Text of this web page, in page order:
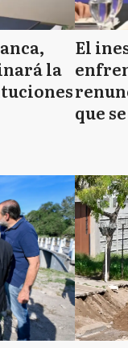
la
El
que